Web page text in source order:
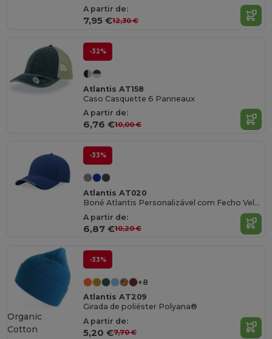
A partir de:
7,95 €12,30 €
-32%
Atlantis AT158
Caso Casquette 6 Panneaux
A partir de:
6,76 €10,00 €
-33%
Atlantis AT020
Boné Atlantis Personalizável com Fecho Velcro
A partir de:
6,87 €10,20 €
-33%
+8
Atlantis AT209
Girada de poliéster Polyana®
A partir de:
5,20 €7,70 €
Organic
Cotton